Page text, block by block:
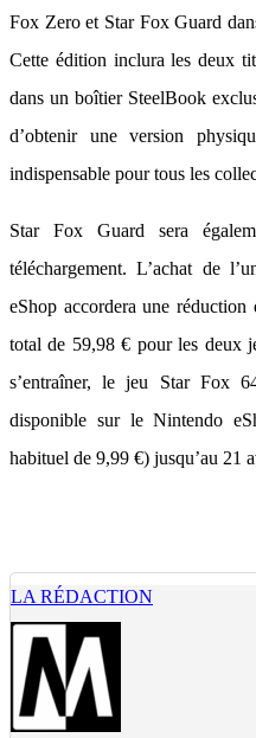
Fox Zero et Star Fox Guard
Cette édition inclura les deux
dans un boîtier SteelBook
d’obtenir une version
indispensable pour tous les
Star Fox Guard sera
téléchargement. L’achat de
eShop accordera une
total de 59,98 € pour les deux
s’entraîner, le jeu Star Fox
disponible sur le Nintendo
habituel de 9,99 €) jusqu’au 21
LA RÉDACTION